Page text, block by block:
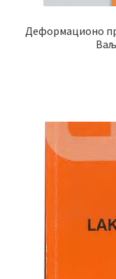
Деформационо